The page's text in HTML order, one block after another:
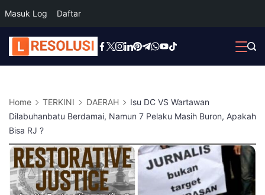
Masuk Log Daftar
Skip
to
Home TERKINI DAERAH
Isu DC VS Wartawan
Dilabuhanbatu Berdamai, Namun 7 Pelaku Masih Buron, Apakah
Bisa RJ ?